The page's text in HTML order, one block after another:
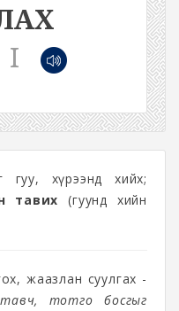
I
гуу, хүрээнд хийх;
тавих (гуунд хийн
жаазлан суулгах -
тотго босгыг